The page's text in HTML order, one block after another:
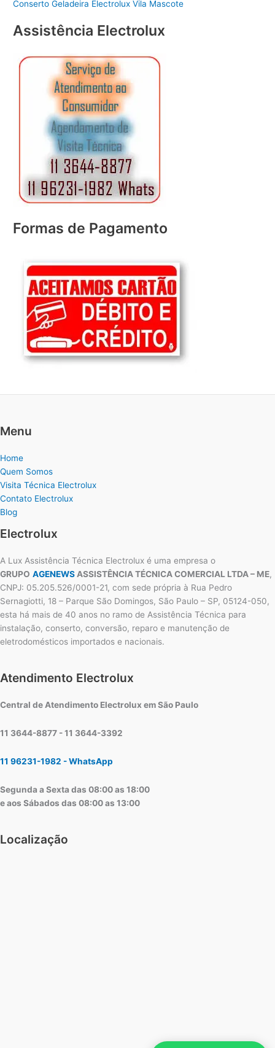
Conserto Geladeira Electrolux Vila Mascote
Assistência Electrolux
Formas de Pagamento
Menu
Home
Quem Somos
Visita Técnica Electrolux
Contato Electrolux
Blog
Electrolux
A Lux Assistência Técnica Electrolux é uma empresa o
GRUPO AGENEWS ASSISTÊNCIA TÉCNICA COMERCIAL LTDA – ME,
CNPJ: 05.205.526/0001-21, com sede própria à Rua Pedro
Sernagiotti, 18 – Parque São Domingos, São Paulo – SP, 05124-050,
esta há mais de 40 anos no ramo de Assistência Técnica para
instalação, conserto, conversão, reparo e manutenção de
eletrodomésticos importados e nacionais.
Atendimento Electrolux
Central de Atendimento Electrolux em São Paulo
11 3644-8877 - 11 3644-3392
11 96231-1982 - WhatsApp
Segunda a Sexta das 08:00 as 18:00
e aos Sábados das 08:00 as 13:00
Localização